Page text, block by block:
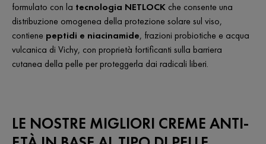
formulato con la tecnologia NETLOCK che consente una
distribuzione omogenea della protezione solare sul viso,
contiene peptidi e niacinamide, frazioni probiotiche e acqua
vulcanica di Vichy, con proprietà fortificanti sulla barriera
cutanea della pelle per proteggerla dai radicali liberi.
LE NOSTRE MIGLIORI CREME ANTI-